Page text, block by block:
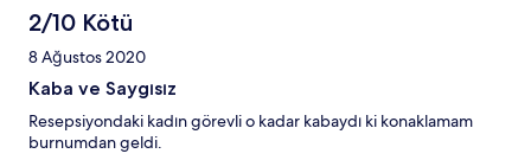
2/10 Kötü
8 Ağustos 2020
Kaba ve Saygısız
Resepsiyondaki kadın görevli o kadar kabaydı ki konaklamam
burnumdan geldi.